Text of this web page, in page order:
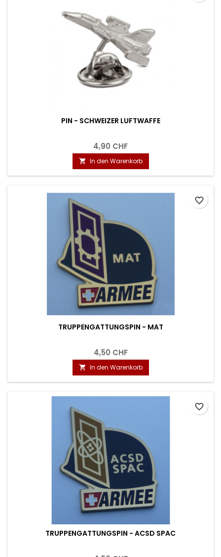
PIN - SCHWEIZER LUFTWAFFE
4,90 CHF
 In den Warenkorb
TRUPPENGATTUNGSPIN - MAT
4,50 CHF
 In den Warenkorb
favorite_border
TRUPPENGATTUNGSPIN - ACSD SPAC
favorite_border